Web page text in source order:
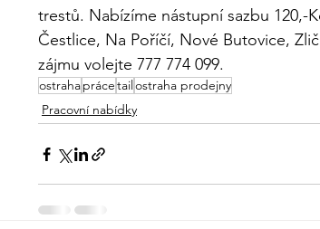
trestů. Nabízíme nástupní sazbu 120,-
Čestlice, Na Poříčí, Nové Butovice,
zájmu volejte 777 774 099.
ostrahaprácetail ostraha prodejny
Pracovní nabídky